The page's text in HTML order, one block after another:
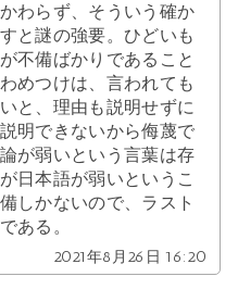
わらず、そういう確か
と謎の強要。ひどいも
不備ばかりであること
めつけは、言われても
と、理由も説明せずに
明できないから侮蔑で
が弱いという言葉は存
日本語が弱いというこ
しかないので、ラスト
ある。
2021年8月26日 16:20